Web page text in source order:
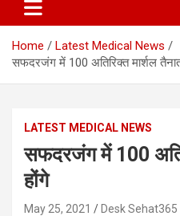
Home
Latest Medical News
सफदरजंग में 100 अतिरिक्त मार्शल
LATEST MEDICAL NEWS
सफदरजंग में 100
होंगे
May 25, 2021 Desk Sehat365